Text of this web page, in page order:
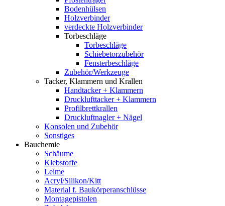
Bodenhülsen
Holzverbinder
verdeckte Holzverbinder
Torbeschläge
Torbeschläge
Schiebetorzubehör
Fensterbeschläge
Zubehör/Werkzeuge
Tacker, Klammern und Krallen
Handtacker + Klammern
Drucklufttacker + Klammern
Profilbrettkrallen
Druckluftnagler + Nägel
Konsolen und Zubehör
Sonstiges
Bauchemie
Schäume
Klebstoffe
Leime
Acryl/Silikon/Kitt
Material f. Baukörperanschlüsse
Montagepistolen